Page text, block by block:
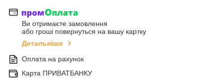
Ви отримаєте замовлення
або гроші повернуться на вашу картку
Детальніше
Оплата на рахунок
Карта ПРИВАТБАНКУ